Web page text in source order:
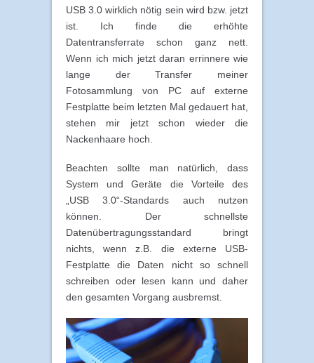
USB 3.0 wirklich nötig sein wird bzw. jetzt
ist. Ich finde die erhöhte
Datentransferrate schon ganz nett.
Wenn ich mich jetzt daran errinnere wie
lange der Transfer meiner
Fotosammlung von PC auf externe
Festplatte beim letzten Mal gedauert hat,
stehen mir jetzt schon wieder die
Nackenhaare hoch.
Beachten sollte man natürlich, dass
System und Geräte die Vorteile des
„USB 3.0“-Standards auch nutzen
können. Der schnellste
Datenübertragungsstandard bringt
nichts, wenn z.B. die externe USB-
Festplatte die Daten nicht so schnell
schreiben oder lesen kann und daher
den gesamten Vorgang ausbremst.